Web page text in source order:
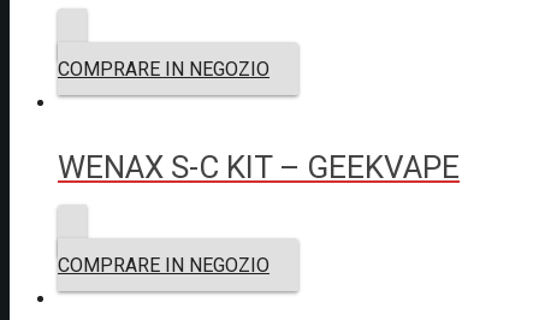
COMPRARE IN NEGOZIO
WENAX S-C KIT – GEEKVAPE
COMPRARE IN NEGOZIO